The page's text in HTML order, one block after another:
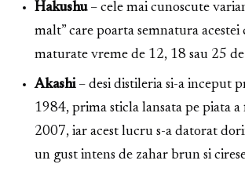
Hakushu– cele mai cunoscute
malt” care poarta semnatura
maturate vreme de 12, 18 sau 25
Akashi– desi distileria si-a inceput
1984, prima sticla lansata pe piata
2007, iar acest lucru s-a datorat
un gust intens de zahar brun si